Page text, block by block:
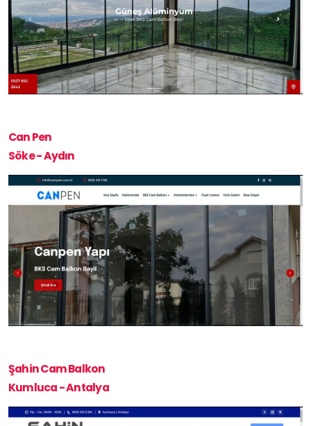
Can Pen
Söke - Aydın
Şahin Cam Balkon
Kumluca - Antalya